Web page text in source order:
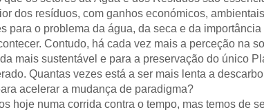
dos resíduos, com ganhos económicos,
o problema da água, da seca e da
Contudo, há cada vez mais a perceção na
mais sustentável e para a preservação do único
Quantas vezes está a ser mais lenta a
acelerar a mudança de paradigma?
hoje numa corrida contra o tempo, mas temos de